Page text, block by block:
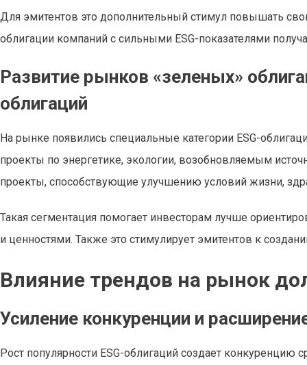
Для эмитентов это дополнительный стимул повышать
облигации компаний с сильными ESG-показателями
Развитие рынков «зеленых»
облигаций
На рынке появились специальные категории ESG-
проекты по энергетике, экологии, возобновляемым
проекты, способствующие улучшению условий жизни,
Такая сегментация помогает инвесторам лучше
и ценностями. Также это стимулирует эмитентов к
Влияние трендов на рынок
Усиление конкуренции и
Рост популярности ESG-облигаций создает конкуренцию